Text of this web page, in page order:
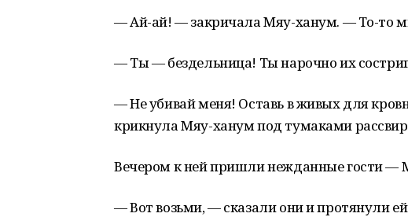
— Ай-ай! — закричала Мяу-ханум. — То-то
— Ты — бездельница! Ты нарочно их
— Не убивай меня! Оставь в живых для
крикнула Мяу-ханум под тумаками
Вечером к ней пришли нежданные
— Вот возьми, — сказали они и протянули